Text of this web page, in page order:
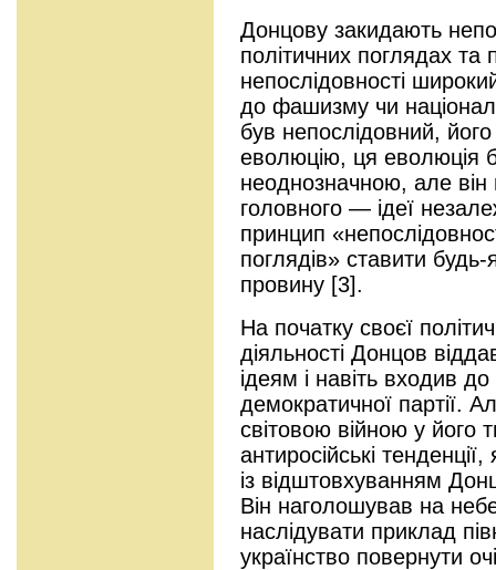
Донцову закидають
політичних поглядах та
непослідовності
до фашизму чи
був непослідовний,
еволюцію, ця еволюція
неоднозначною, але він
головного — ідеї
принцип
поглядів» ставити
провину [3].
На початку своєї
дiяльностi Донцов
iдеям i навiть входив до
демократичної партії.
свiтовою вiйною у його
антиросiйськi
із відштовхуванням
Вiн наголошував на
наслiдувати приклад
українство повернути